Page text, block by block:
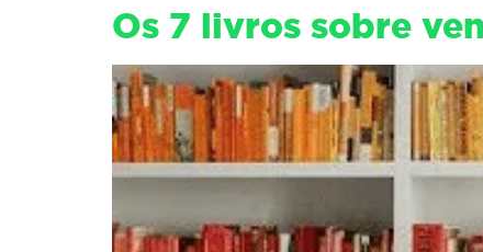
Os 7 livros sobre